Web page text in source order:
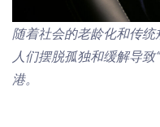
随着社会的老龄化和传统
人们摆脱孤独和缓解导致“
港。